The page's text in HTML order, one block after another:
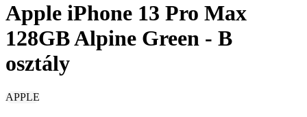
Apple iPhone 13 Pro Max
128GB Alpine Green - B
osztály
APPLE